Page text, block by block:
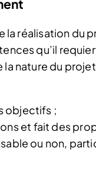
la réalisation du
qu’il
nature du
objectifs ;
et fait des
ou non,